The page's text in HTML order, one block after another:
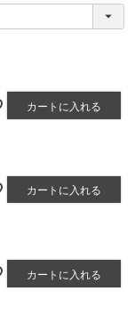
カートに入れる
カートに入れる
カートに入れる